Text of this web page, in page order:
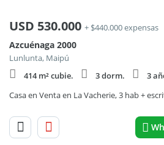
USD 530.000 + $440.000 expensas
Azcuénaga 2000
Lunlunta, Maipú
414 m² cubie.
3 dorm.
3
Casa en Venta en La Vacherie, 3 hab +